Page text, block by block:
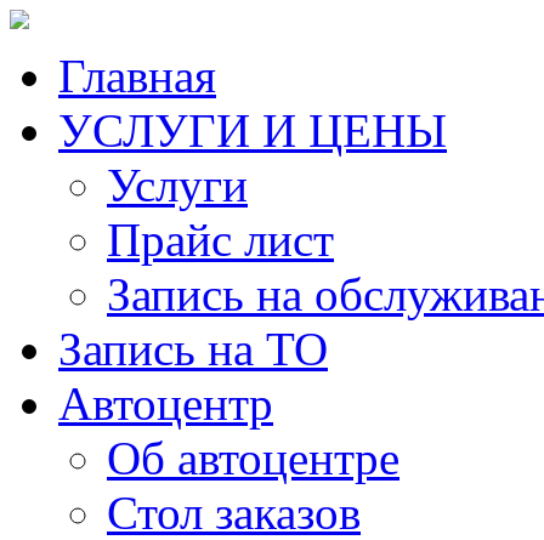
Главная
УСЛУГИ И ЦЕНЫ
Услуги
Прайс лист
Запись на
Запись на ТО
Автоцентр
Об автоцентре
Стол заказов